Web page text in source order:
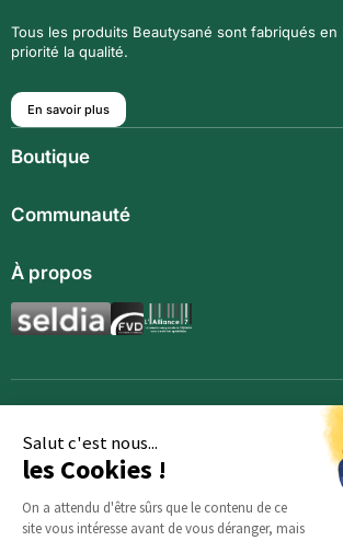
Salut c'est nous...
les Cookies !
On a attendu d'être sûrs que le contenu de ce
site vous intéresse avant de vous déranger, mais
Tous les produits Beautysané sont fabriqués en
priorité la qualité.
En savoir plus
Boutique
Compléments alimentaires
Boissons techniques
Communauté
Communauté
Magazine
À propos
Qui sommes-nous ?
Opportunités
Inscription